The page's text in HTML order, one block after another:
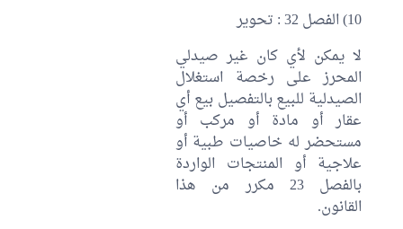
10) الفصل 32 : تحوير
لا يمكن لأي كان غير صيدلي
المحرز على رخصة استغلال
الصيدلية للبيع بالتفصيل بيع أي
عقار أو مادة أو مركب أو
مستحضر له خاصيات طبية أو
علاجية أو المنتجات الواردة
بالفصل 23 مكرر من هذا
القانون.